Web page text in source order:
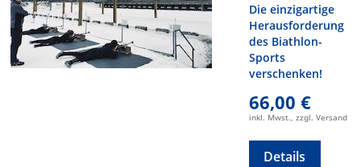
Die einzigartige
Herausforderung
des Biathlon-
Sports
verschenken!
66,00 €
inkl. Mwst., zzgl. Versand
Details